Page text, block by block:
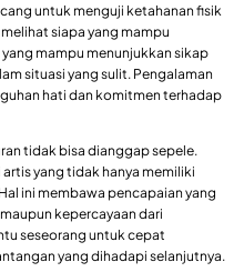
untuk menguji ketahanan fisik
siapa yang mampu
mampu menunjukkan sikap
situasi yang sulit. Pengalaman
hati dan komitmen terhadap
tidak bisa dianggap sepele.
yang tidak hanya memiliki
ini membawa pencapaian yang
kepercayaan dari
seseorang untuk cepat
yang dihadapi selanjutnya.